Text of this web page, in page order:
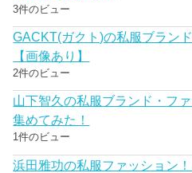
3件のビュー
GACKT(ガクト)の私服ブラン
【画像あり】
2件のビュー
山下智久の私服ブランド・フ
集めてみた！
1件のビュー
浜田雅功の私服ファッション